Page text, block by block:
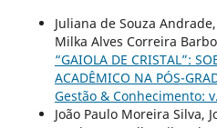
Juliana de Souza
Milka Alves Correira
“GAIOLA DE CRISTAL”:
ACADÊMICO NA PÓS-
Gestão & Conhecimento:
João Paulo Moreira Silva,